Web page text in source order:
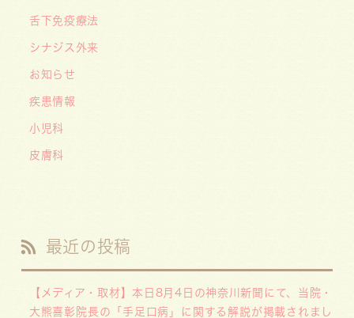
舌下免疫療法
シナジス外来
お知らせ
疾患情報
小児科
皮膚科
最近の投稿
【メディア・取材】本日8月4日の神奈川新聞にて、当院・
大熊喜彰院長の「手足口病」に関する解説が掲載されまし